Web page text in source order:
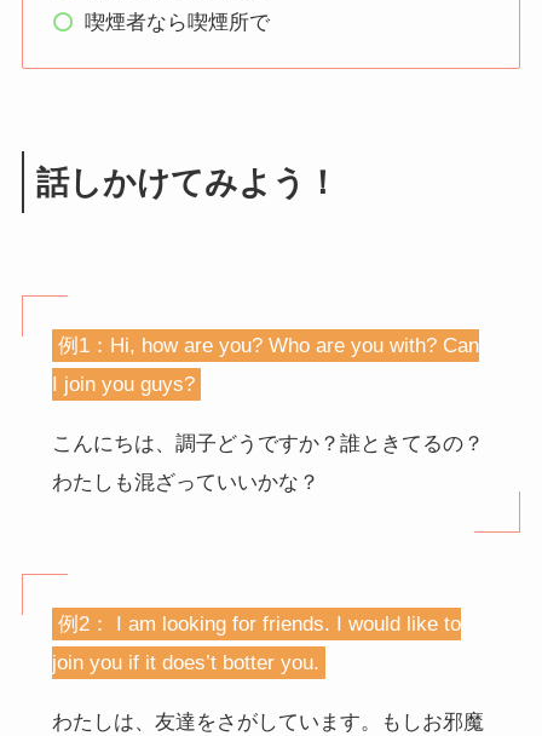
喫煙者なら喫煙所で
話しかけてみよう！
例1：Hi, how are you? Who are you with? Can
I join you guys?
こんにちは、調子どうですか？誰ときてるの？
わたしも混ざっていいかな？
例2： I am looking for friends. I would like to
join you if it does’t botter you.
わたしは、友達をさがしています。もしお邪魔